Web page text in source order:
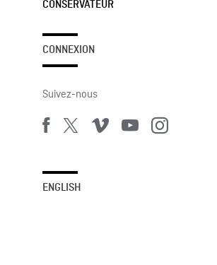
CONSERVATEUR
CONNEXION
Suivez-nous
ENGLISH